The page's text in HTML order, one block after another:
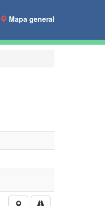
Mapa general